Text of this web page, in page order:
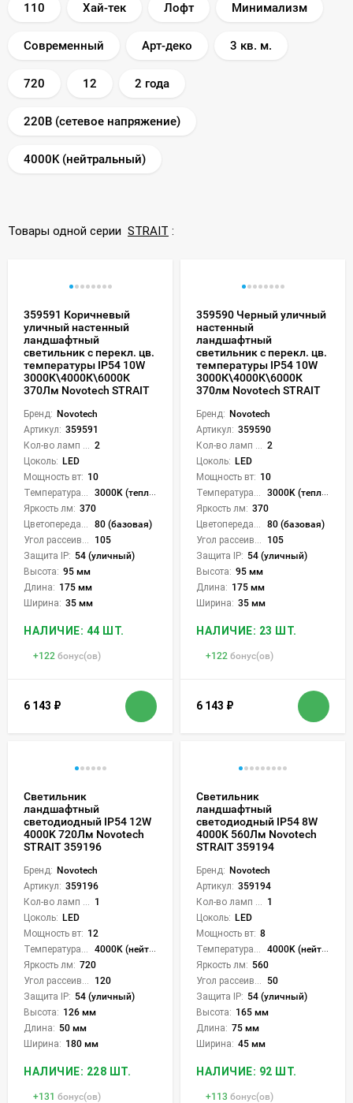
110 Хай-тек Лофт Минимализм
Современный Арт-деко 3 кв. м.
720 12 2 года
220В (сетевое напряжение)
4000K (нейтральный)
Товары одной серии STRAIT :
359591 Коричневый
уличный настенный
ландшафтный
светильник с перекл. цв.
температуры IP54 10W
3000К\4000К\6000К
370Лм Novotech STRAIT
Бренд: Novotech
Артикул: 359591
2
Цоколь: LED
Мощность вт: 10
3000K (теплый), 4000K (нейтральный), 6000K (холодный), CCT механическое переключение
Яркость лм: 370
80 (базовая)
105
Защита IP: 54 (уличный)
Высота: 95 мм
Длина: 175 мм
Ширина: 35 мм
НАЛИЧИЕ: 44 ШТ.
+122 бонус(ов)
6 143 ₽
359590 Черный уличный
настенный
ландшафтный
светильник с перекл. цв.
температуры IP54 10W
3000К\4000К\6000К
370лм Novotech STRAIT
Бренд: Novotech
Артикул: 359590
2
Цоколь: LED
Мощность вт: 10
3000K (теплый), 4000K (нейтральный), 6000K (холодный), CCT механическое переключение
Яркость лм: 370
80 (базовая)
105
Защита IP: 54 (уличный)
Высота: 95 мм
Длина: 175 мм
Ширина: 35 мм
НАЛИЧИЕ: 23 ШТ.
+122 бонус(ов)
6 143 ₽
Светильник
ландшафтный
светодиодный IP54 12W
4000K 720Лм Novotech
STRAIT 359196
Бренд: Novotech
Артикул: 359196
1
Цоколь: LED
Мощность вт: 12
4000K (нейтральный)
Яркость лм: 720
120
Защита IP: 54 (уличный)
Высота: 126 мм
Длина: 50 мм
Ширина: 180 мм
НАЛИЧИЕ: 228 ШТ.
+131 бонус(ов)
Светильник
ландшафтный
светодиодный IP54 8W
4000K 560Лм Novotech
STRAIT 359194
Бренд: Novotech
Артикул: 359194
1
Цоколь: LED
Мощность вт: 8
4000K (нейтральный)
Яркость лм: 560
50
Защита IP: 54 (уличный)
Высота: 165 мм
Длина: 75 мм
Ширина: 45 мм
НАЛИЧИЕ: 92 ШТ.
+113 бонус(ов)